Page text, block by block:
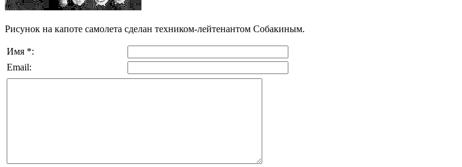
Рисунок на капоте самолета сделан техником-лейтенантом Собакиным.
Имя *:
Email: